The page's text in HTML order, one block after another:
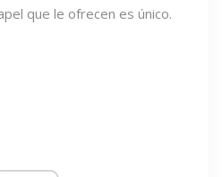
que le ofrecen es único.